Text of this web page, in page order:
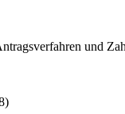
und